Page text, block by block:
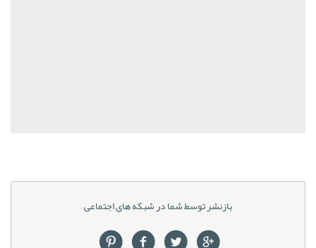
بازنشر توسط شما در شبکه های اجتماعی